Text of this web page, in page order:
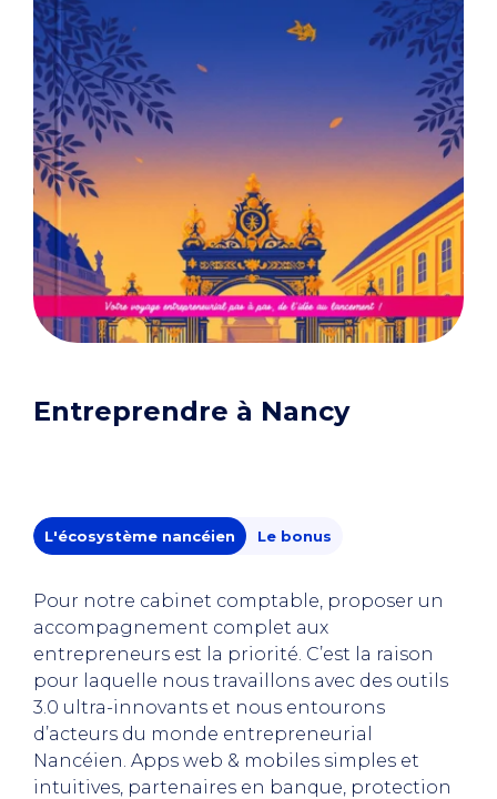
Entreprendre à Nancy
L'écosystème nancéien Le bonus
Pour notre cabinet comptable, proposer un
accompagnement complet aux
entrepreneurs est la priorité. C’est la raison
pour laquelle nous travaillons avec des outils
3.0 ultra-innovants et nous entourons
d’acteurs du monde entrepreneurial
Nancéien. Apps web & mobiles simples et
intuitives, partenaires en banque, protection